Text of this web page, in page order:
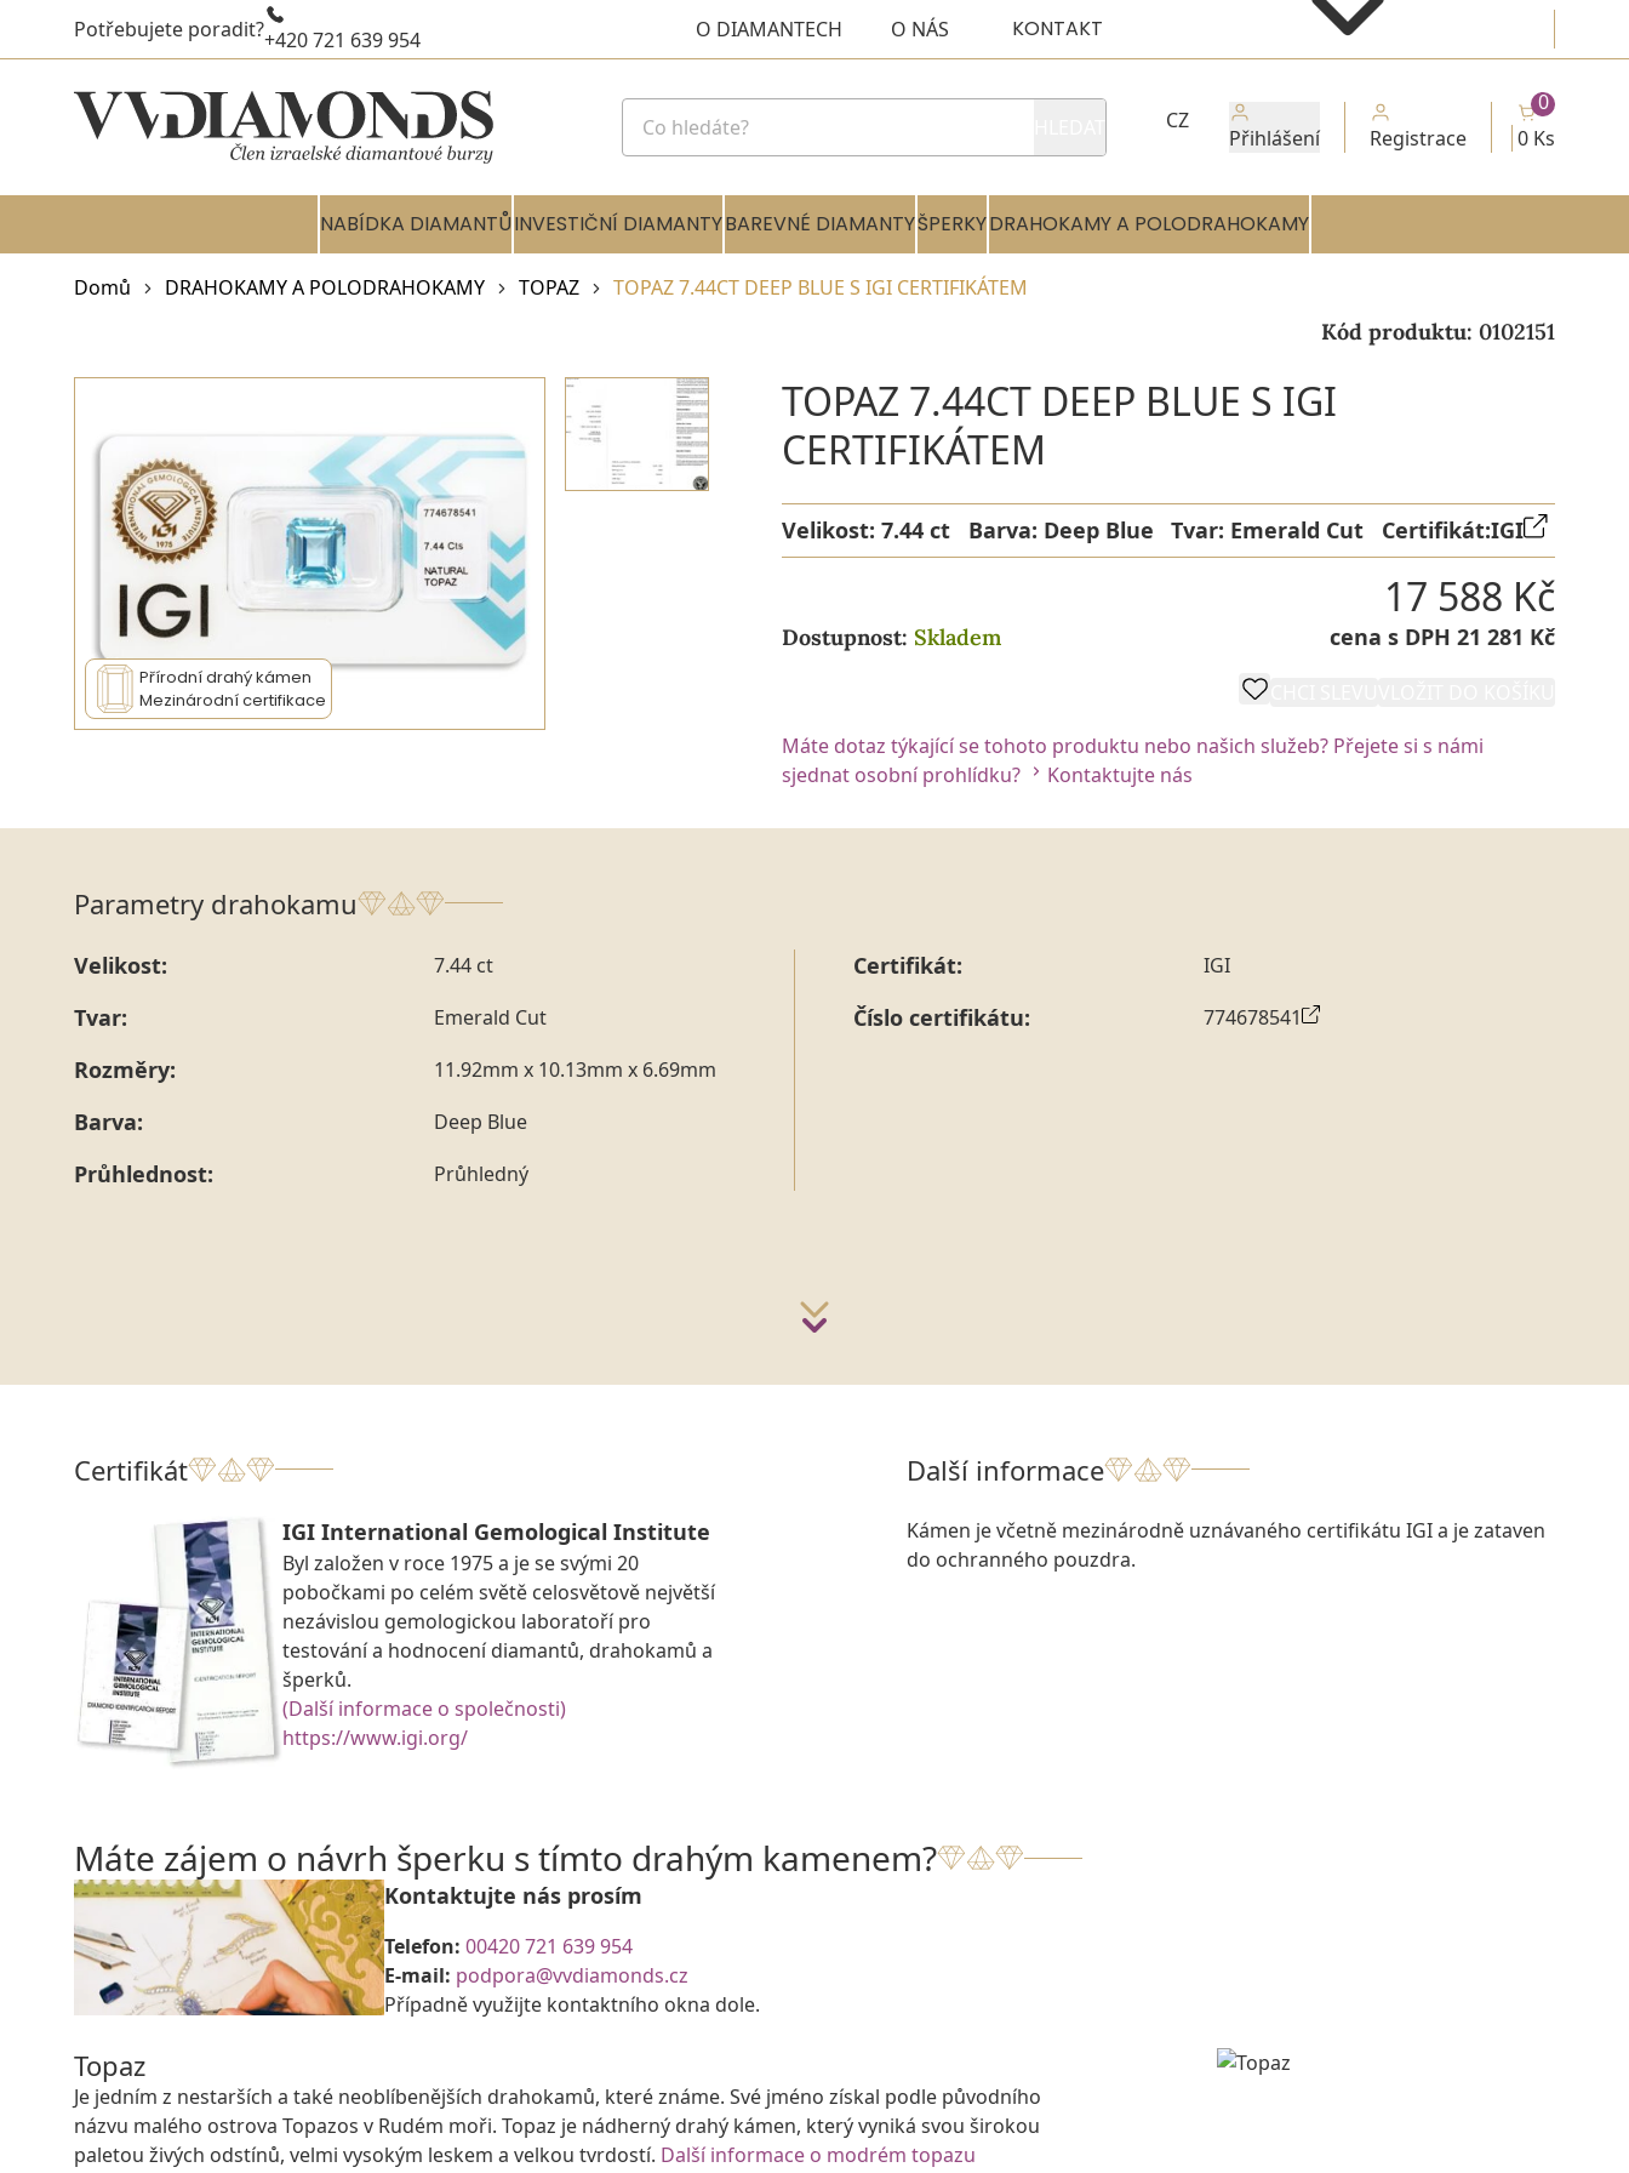
Potřebujete poradit?+420 721 639 954 O DIAMANTECH O NÁS KONTAKT
CZ
Přihlášení Registrace 0 Ks
0
NABÍDKA DIAMANTŮINVESTIČNÍ DIAMANTYBAREVNÉ DIAMANTYŠPERKYDRAHOKAMY A POLODRAHOKAMY
Domů DRAHOKAMY A POLODRAHOKAMY TOPAZ TOPAZ 7.44CT DEEP BLUE S IGI CERTIFIKÁTEM
Kód produktu: 0102151
Přírodní drahý kámen
Mezinárodní certifikace
TOPAZ 7.44CT DEEP BLUE S IGI
CERTIFIKÁTEM
Velikost: 7.44 ct Barva: Deep Blue Tvar: Emerald Cut Certifikát:IGI
Dostupnost: Skladem
17 588 Kč
cena s DPH 21 281 Kč
Máte dotaz týkající se tohoto produktu nebo našich služeb? Přejete si s námi
sjednat osobní prohlídku?
Kontaktujte nás
Parametry drahokamu
Velikost: 7.44 ct
Tvar: Emerald Cut
Rozměry: 11.92mm x 10.13mm x 6.69mm
Barva: Deep Blue
Průhlednost: Průhledný
Certifikát: IGI
Číslo certifikátu: 774678541
Certifikát
IGI International Gemological Institute
Byl založen v roce 1975 a je se svými 20
pobočkami po celém světě celosvětově největší
nezávislou gemologickou laboratoří pro
testování a hodnocení diamantů, drahokamů a
šperků.
(Další informace o společnosti)
https://www.igi.org/
Další informace
Kámen je včetně mezinárodně uznávaného certifikátu IGI a je zataven
do ochranného pouzdra.
Máte zájem o návrh šperku s tímto drahým kamenem?
Kontaktujte nás prosím
Telefon: 00420 721 639 954
E-mail: podpora@vvdiamonds.cz
Případně využijte kontaktního okna dole.
Topaz
Je jedním z nestarších a také neoblíbenějších drahokamů, které známe. Své jméno získal podle původního
názvu malého ostrova Topazos v Rudém moři. Topaz je nádherný drahý kámen, který vyniká svou širokou
paletou živých odstínů, velmi vysokým leskem a velkou tvrdostí. Další informace o modrém topazu